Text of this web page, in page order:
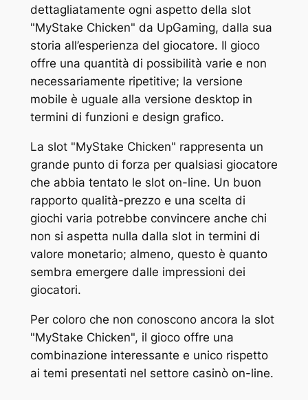
dettagliatamente ogni aspetto della slot
"MyStake Chicken" da UpGaming, dalla sua
storia all’esperienza del giocatore. Il gioco
offre una quantità di possibilità varie e non
necessariamente ripetitive; la versione
mobile è uguale alla versione desktop in
termini di funzioni e design grafico.
La slot "MyStake Chicken" rappresenta un
grande punto di forza per qualsiasi giocatore
che abbia tentato le slot on-line. Un buon
rapporto qualità-prezzo e una scelta di
giochi varia potrebbe convincere anche chi
non si aspetta nulla dalla slot in termini di
valore monetario; almeno, questo è quanto
sembra emergere dalle impressioni dei
giocatori.
Per coloro che non conoscono ancora la slot
"MyStake Chicken", il gioco offre una
combinazione interessante e unico rispetto
ai temi presentati nel settore casinò on-line.